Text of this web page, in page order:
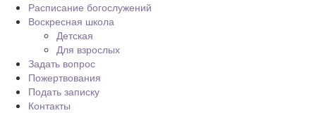
Расписание богослужений
Воскресная школа
Детская
Для взрослых
Задать вопрос
Пожертвования
Подать записку
Контакты